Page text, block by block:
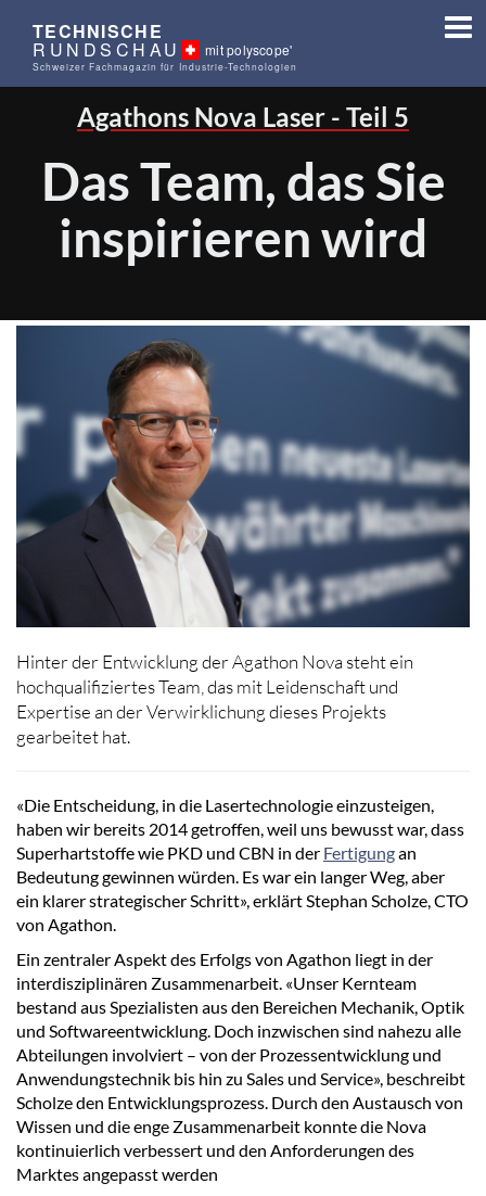
TECHNISCHE
RUNDSCHAU mit polyscope'
Schweizer Fachmagazin für Industrie-Technologien
Agathons Nova Laser - Teil 5
Das Team, das Sie
inspirieren wird
Hinter der Entwicklung der Agathon Nova steht ein
hochqualifiziertes Team, das mit Leidenschaft und
Expertise an der Verwirklichung dieses Projekts
gearbeitet hat.
«Die Entscheidung, in die Lasertechnologie einzusteigen,
haben wir bereits 2014 getroffen, weil uns bewusst war, dass
Superhartstoffe wie PKD und CBN in der Fertigungan
Bedeutung gewinnen würden. Es war ein langer Weg, aber
ein klarer strategischer Schritt», erklärt Stephan Scholze, CTO
von Agathon.
Ein zentraler Aspekt des Erfolgs von Agathon liegt in der
interdisziplinären Zusammenarbeit. «Unser Kernteam
bestand aus Spezialisten aus den Bereichen Mechanik, Optik
und Softwareentwicklung. Doch inzwischen sind nahezu alle
Abteilungen involviert – von der Prozessentwicklung und
Anwendungstechnik bis hin zu Sales und Service», beschreibt
Scholze den Entwicklungsprozess. Durch den Austausch von
Wissen und die enge Zusammenarbeit konnte die Nova
kontinuierlich verbessert und den Anforderungen des
Marktes angepasst werden